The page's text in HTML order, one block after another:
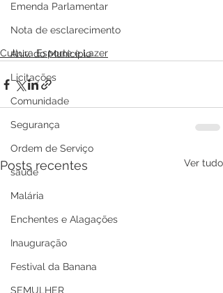
Emenda Parlamentar
Nota de esclarecimento
Aniv. do Município
Licitações
Comunidade
Segurança
Ordem de Serviço
saúde
Malária
Enchentes e Alagações
Inauguração
Festival da Banana
SEMULHER
Cultura Esporte e Lazer
Posts recentes Ver tudo